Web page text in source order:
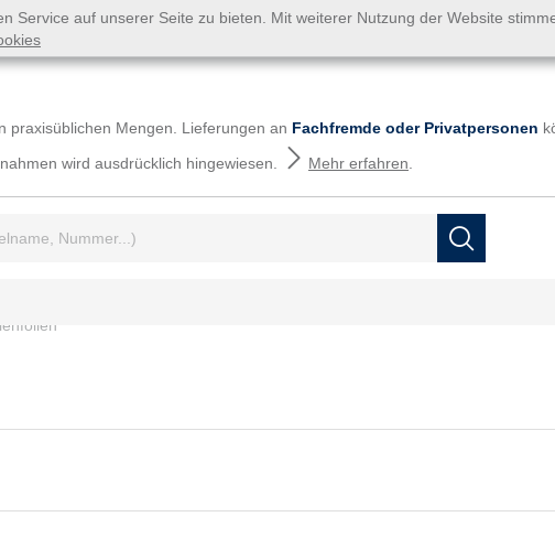
Service auf unserer Seite zu bieten. Mit weiterer Nutzung der Website
praxisüblichen Mengen. Lieferungen an Fachfremde oder Privatpersonen
wird ausdrücklich hingewiesen. Mehr erfahren
Suchen